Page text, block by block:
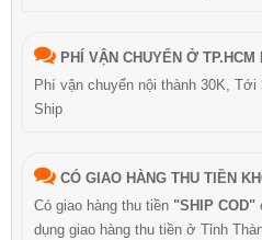
PHÍ VẬN CHUYỂN Ở TP.HCM
Phí vận chuyển nội thành 30K, Tới
Ship
CÓ GIAO HÀNG THU TIỀN
Có giao hàng thu tiền "SHIP COD"
dụng giao hàng thu tiền ở Tỉnh